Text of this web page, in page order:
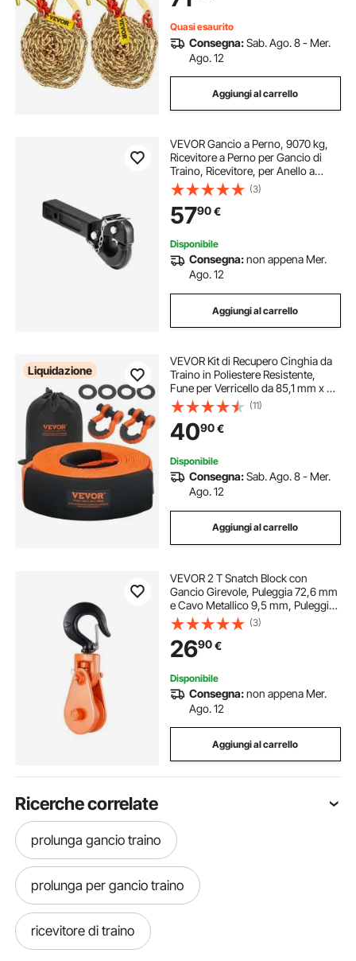
Quasi esaurito
Consegna:Sab. Ago. 8 - Mer.
Ago. 12
Aggiungi al carrello
VEVOR Gancio a Perno, 9070 kg,
Ricevitore a Perno per Gancio di
Traino, Ricevitore, per Anello a
Lunetta 6,35-7,62 cm, Adesivi
Fosforescenti, Verniciatura a
Polvere, Nero 370 x 80 x 150 mm
(3)
5790€
Disponibile
Consegna:non appena Mer.
Ago. 12
Aggiungi al carrello
Liquidazione
VEVOR Kit di Recupero Cinghia da
Traino in Poliestere Resistente,
Fune per Verricello da 85,1 mm x 9,1
m, 16329 kg, Tripla Fibbia
Rinforzata, Ricevitore con Gancio a
Grillo, Cinghia Camion Jeep SUV
(11)
4090€
Disponibile
Consegna:Sab. Ago. 8 - Mer.
Ago. 12
Aggiungi al carrello
VEVOR 2 T Snatch Block con
Gancio Girevole, Puleggia 72,6 mm
e Cavo Metallico 9,5 mm, Puleggia
Snatch Block per Impieghi Gravosi
2 T per Operazioni di Traino e
Recupero su Carri Attrezzi Verricelli
(3)
2690€
Disponibile
Consegna:non appena Mer.
Ago. 12
Aggiungi al carrello
Ricerche correlate
prolunga gancio traino
prolunga per gancio traino
ricevitore di traino